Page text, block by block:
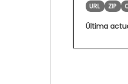
URL ZIP
Última